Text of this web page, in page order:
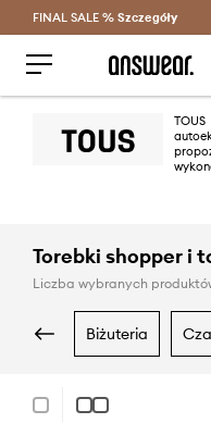
FINAL SALE % Szczegóły
Torebki shopper i
Liczba wybranych
biżuteria